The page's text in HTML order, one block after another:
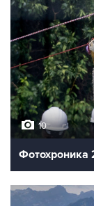
10
Фотохроника